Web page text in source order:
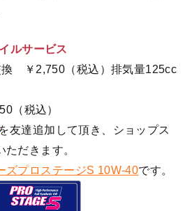
ルサービス
換 ￥2,750（税込）排気量125cc
（税込）
を友達追加して頂き、ショップス
だきます。
ズプロステージS 10W-40です。